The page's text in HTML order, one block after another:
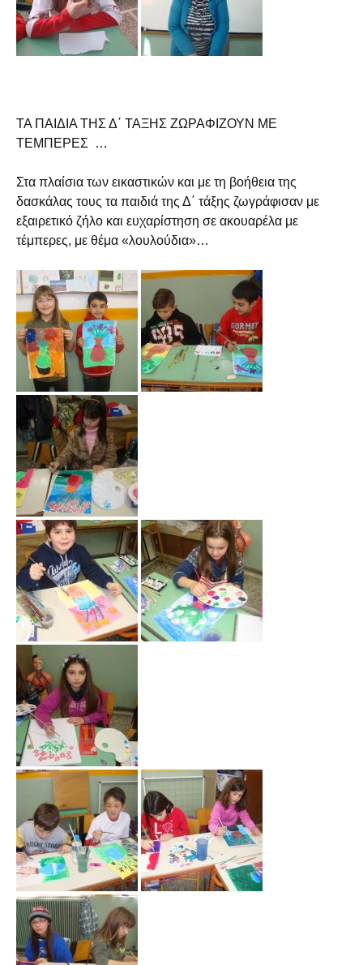
ΤΑ ΠΑΙΔΙΑ ΤΗΣ Δ΄ ΤΑΞΗΣ ΖΩΡΑΦΙΖΟΥΝ ΜΕ
ΤΕΜΠΕΡΕΣ …
Στα πλαίσια των εικαστικών και με τη βοήθεια της
δασκάλας τους τα παιδιά της Δ΄ τάξης ζωγράφισαν με
εξαιρετικό ζήλο και ευχαρίστηση σε ακουαρέλα με
τέμπερες, με θέμα «λουλούδια»…